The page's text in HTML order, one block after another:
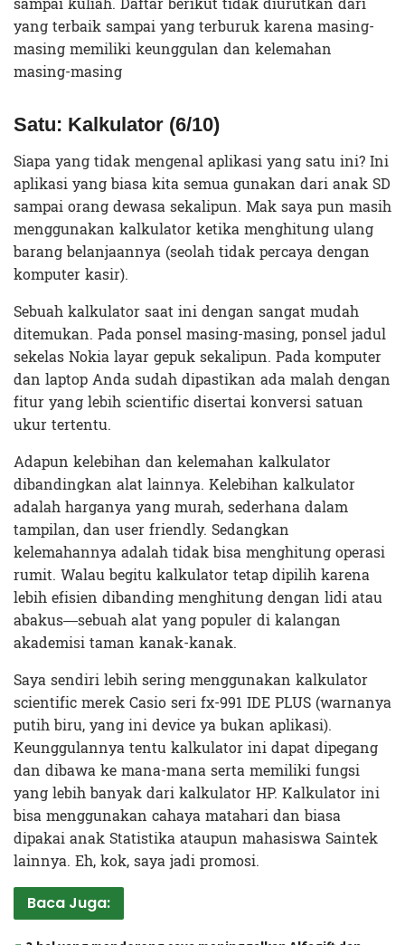
yang terbaik sampai yang terburuk karena masing-
masing memiliki keunggulan dan kelemahan
masing-masing
Satu: Kalkulator (6/10)
Siapa yang tidak mengenal aplikasi yang satu ini? Ini
aplikasi yang biasa kita semua gunakan dari anak SD
sampai orang dewasa sekalipun. Mak saya pun masih
menggunakan kalkulator ketika menghitung ulang
barang belanjaannya (seolah tidak percaya dengan
komputer kasir).
Sebuah kalkulator saat ini dengan sangat mudah
ditemukan. Pada ponsel masing-masing, ponsel jadul
sekelas Nokia layar gepuk sekalipun. Pada komputer
dan laptop Anda sudah dipastikan ada malah dengan
fitur yang lebih scientific disertai konversi satuan
ukur tertentu.
Adapun kelebihan dan kelemahan kalkulator
dibandingkan alat lainnya. Kelebihan kalkulator
adalah harganya yang murah, sederhana dalam
tampilan, dan user friendly. Sedangkan
kelemahannya adalah tidak bisa menghitung operasi
rumit. Walau begitu kalkulator tetap dipilih karena
lebih efisien dibanding menghitung dengan lidi atau
abakus—sebuah alat yang populer di kalangan
akademisi taman kanak-kanak.
Saya sendiri lebih sering menggunakan kalkulator
scientific merek Casio seri fx-991 IDE PLUS (warnanya
putih biru, yang ini device ya bukan aplikasi).
Keunggulannya tentu kalkulator ini dapat dipegang
dan dibawa ke mana-mana serta memiliki fungsi
yang lebih banyak dari kalkulator HP. Kalkulator ini
bisa menggunakan cahaya matahari dan biasa
dipakai anak Statistika ataupun mahasiswa Saintek
lainnya. Eh, kok, saya jadi promosi.
Baca Juga: